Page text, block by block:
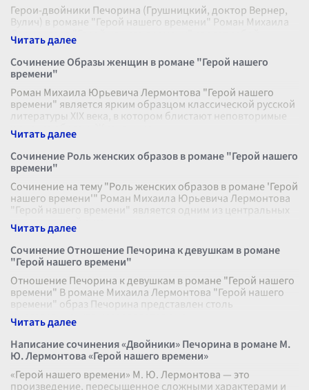
Герои-двойники Печорина (Грушницкий, доктор Вернер,
Вулич) в романе "Герой нашего времени" Роман Михаила
Лермонтова "Герой нашего времени" являет собой
выдающуюся иллюстрацию слож
Сочинение Образы женщин в романе "Герой нашего
времени"
Роман Михаила Юрьевича Лермонтова "Герой нашего
времени" является ярким образцом классической русской
литературы XIX века, в котором блистают неповторимые
женские образы. Жизненные
Сочинение Роль женских образов в романе "Герой нашего
времени"
Сочинение на тему "Роль женских образов в романе 'Герой
нашего времени'" Роман Михаила Юрьевича Лермонтова
"Герой нашего времени" является одним из центральных
произведений русс
Сочинение Отношение Печорина к девушкам в романе
"Герой нашего времени"
Отношение Печорина к девушкам в романе "Герой нашего
времени" В романе Михаила Лермонтова "Герой нашего
времени" образ Печорина представлен столь
многогранно, что исследователи не
Написание сочинения «Двойники» Печорина в романе М.
Ю. Лермонтова «Герой нашего времени»
«Герой нашего времени» М. Ю. Лермонтова — это
произведение, пересыщенное сложными характерами и